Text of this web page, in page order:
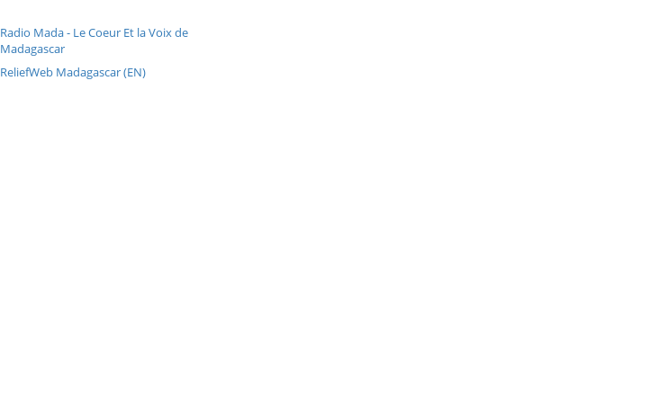
Radio Mada - Le Coeur Et la Voix de
Madagascar
ReliefWeb Madagascar (EN)